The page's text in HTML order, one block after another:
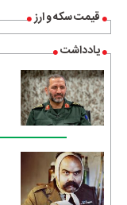
قیمت سکه و ارز
یادداشت